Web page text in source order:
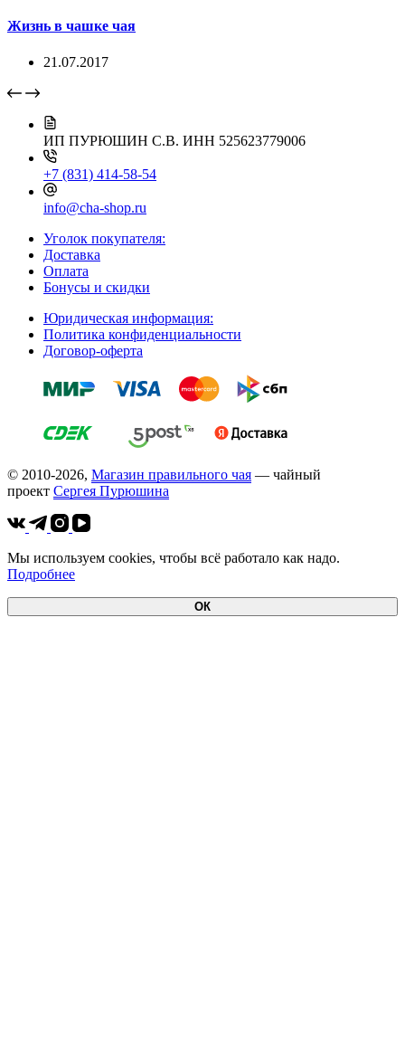
Жизнь в чашке чая
21.07.2017
ИП ПУРЮШИН С.В. ИНН 525623779006
+7 (831) 414-58-54
info@cha-shop.ru
Уголок покупателя:
Доставка
Оплата
Бонусы и скидки
Юридическая информация:
Политика конфиденциальности
Договор-оферта
© 2010-2026, Магазин правильного чая — чайный
проект Cергея Пурюшина
Мы используем cookies, чтобы всё работало как надо.
Подробнее
ОК